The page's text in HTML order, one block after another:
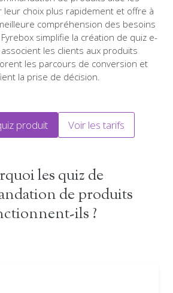
leur choix plus rapidement et offre à
compréhension des besoins
simplifie la création de quiz e-
les clients aux produits
les parcours de conversion et
la prise de décision.
produit Voir les tarifs
les quiz de
de produits
ils ?